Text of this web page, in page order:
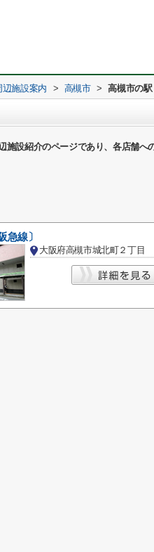
辺施設案内 > 高槻市 > 高槻市の駅
施設紹介のページであり、各店舗へ
急線〕
大阪府高槻市城北町２丁目